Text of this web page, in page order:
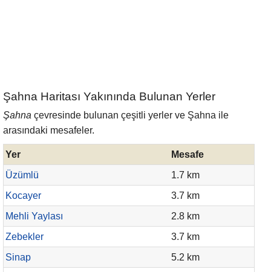
Şahna Haritası Yakınında Bulunan Yerler
Şahna çevresinde bulunan çeşitli yerler ve Şahna ile
arasındaki mesafeler.
Yer
Mesafe
Üzümlü
1.7 km
Kocayer
3.7 km
Mehli Yaylası
2.8 km
Zebekler
3.7 km
Sinap
5.2 km